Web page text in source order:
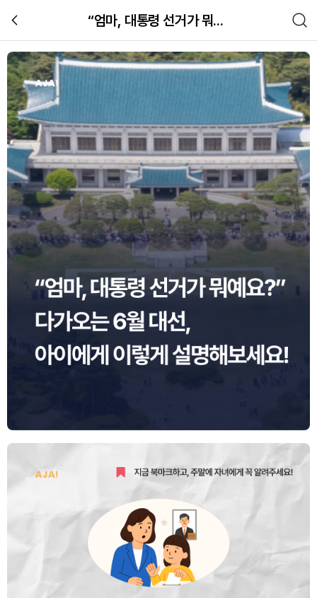
“엄마, 대통령 선거가 뭐예요?”
초등학생에게 대통령 선거 쉽게 설
교육관련 체험 이미지 갤러리